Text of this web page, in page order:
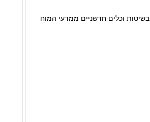
וכלים חדשניים ממדעי המוח